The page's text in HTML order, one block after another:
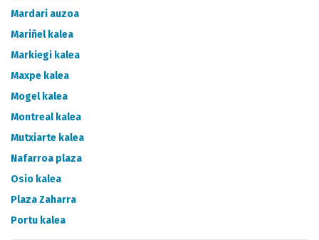
Mardari auzoa
Mariñel kalea
Markiegi kalea
Maxpe kalea
Mogel kalea
Montreal kalea
Mutxiarte kalea
Nafarroa plaza
Osio kalea
Plaza Zaharra
Portu kalea